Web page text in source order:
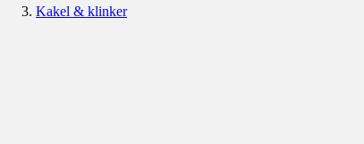
Kakel & klinker